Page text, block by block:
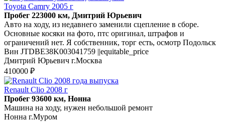
Toyota Camry 2005 г
Пробег 223000 км, Дмитрий Юрьевич
Авто на ходу, из недавнего заменили сцепление в сборе.
Основные косяки на фото, птс оригинал, штрафов и
ограничений нет. Я собственник, торг есть, осмотр Подольск
Вин JTDBE38K003041759 ||equitable_price
Дмитрий Юрьевич г.Москва
410000 ₽
Renault Clio 2008 г
Пробег 93600 км, Нонна
Машина на ходу, нужен небольшой ремонт
Нонна г.Муром